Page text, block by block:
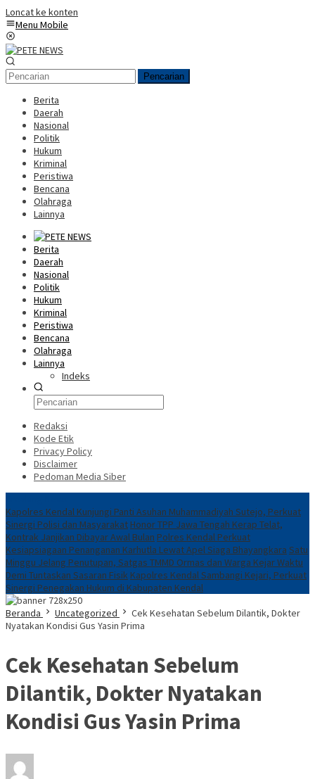
Loncat ke konten
Menu Mobile
Pencarian
Berita
Daerah
Nasional
Politik
Hukum
Kriminal
Peristiwa
Bencana
Olahraga
Lainnya
Berita
Daerah
Nasional
Politik
Hukum
Kriminal
Peristiwa
Bencana
Olahraga
Lainnya
Indeks
Redaksi
Kode Etik
Privacy Policy
Disclaimer
Pedoman Media Siber
Kapolres Kendal Kunjungi Panti Asuhan Muhammadiyah Sutejo, Perkuat
Sinergi Polisi dan Masyarakat Honor TPP Jawa Tengah Kerap Telat,
Kontrak Janjikan Dibayar Awal Bulan Polres Kendal Perkuat
Kesiapsiagaan Penanganan Karhutla Lewat Apel Siaga Bhayangkara Satu
Minggu Jelang Penutupan, Satgas TMMD Ormas dan Warga Kejar Waktu
Demi Tuntaskan Sasaran Fisik Kapolres Kendal Sambangi Kejari, Perkuat
Sinergi Penegakan Hukum di Kabupaten Kendal
Beranda
Uncategorized
Cek Kesehatan Sebelum Dilantik, Dokter
Nyatakan Kondisi Gus Yasin Prima
Cek Kesehatan Sebelum
Dilantik, Dokter Nyatakan
Kondisi Gus Yasin Prima